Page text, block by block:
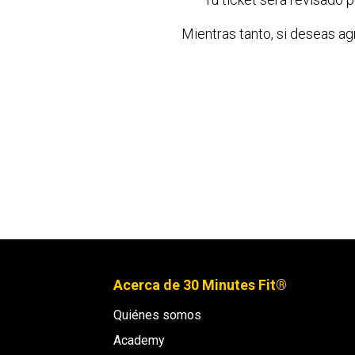
Mientras tanto, si deseas
Acerca de 30 Minutes Fit®
Quiénes somos
Academy